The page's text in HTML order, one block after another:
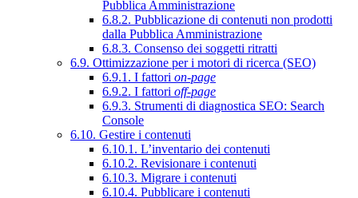
Pubblica Amministrazione
6.8.2. Pubblicazione di contenuti non prodotti
dalla Pubblica Amministrazione
6.8.3. Consenso dei soggetti ritratti
6.9. Ottimizzazione per i motori di ricerca (SEO)
6.9.1. I fattori on-page
6.9.2. I fattori off-page
6.9.3. Strumenti di diagnostica SEO: Search
Console
6.10. Gestire i contenuti
6.10.1. L’inventario dei contenuti
6.10.2. Revisionare i contenuti
6.10.3. Migrare i contenuti
6.10.4. Pubblicare i contenuti